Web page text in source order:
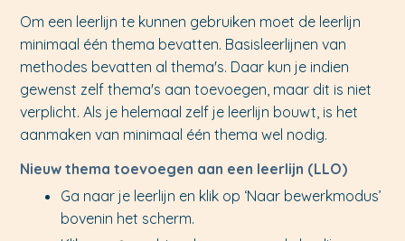
Om een leerlijn te kunnen gebruiken moet de leerlijn
minimaal één thema bevatten. Basisleerlijnen van
methodes bevatten al thema's. Daar kun je indien
gewenst zelf thema's aan toevoegen, maar dit is niet
verplicht. Als je helemaal zelf je leerlijn bouwt, is het
aanmaken van minimaal één thema wel nodig.
Nieuw thema toevoegen aan een leerlijn (LLO)
Ga naar je leerlijn en klik op ‘Naar bewerkmodus’
bovenin het scherm.